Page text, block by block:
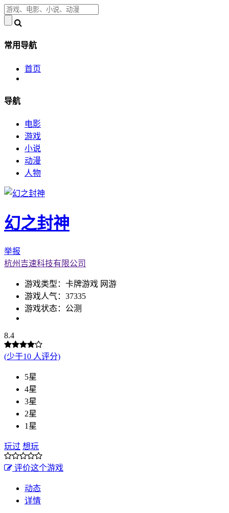
常用导航
首页
导航
电影
游戏
小说
动漫
人物
幻之封神
举报
杭州吉速科技有限公司
游戏类型：卡牌游戏 网游
游戏人气：37335
游戏状态：公测
8.4
(少于10 人评分)
5星
4星
3星
2星
1星
玩过 想玩
评价这个游戏
动态
详情